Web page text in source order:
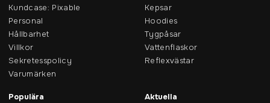
Kundcase: Pixable
Personal
Hållbarhet
Villkor
Sekretesspolicy
Varumärken
Kepsar
Hoodies
Tygpåsar
Vattenflaskor
Reflexvästar
Populära
Aktuella